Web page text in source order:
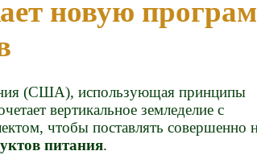
(США), использующая принципы
вертикальное земледелие с
чтобы поставлять совершенно
питания.